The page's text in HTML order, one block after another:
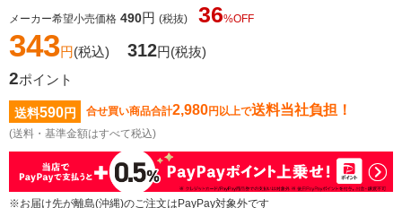
メーカー希望小売価格 490円 (税抜) 36%OFF
343円(税込) 312円(税抜)
2ポイント
送料590円 合せ買い商品合計2,980円以上で送料当社負担！
(送料・基準金額はすべて税込)
※お届け先が離島(沖縄)のご注文はPayPay対象外です